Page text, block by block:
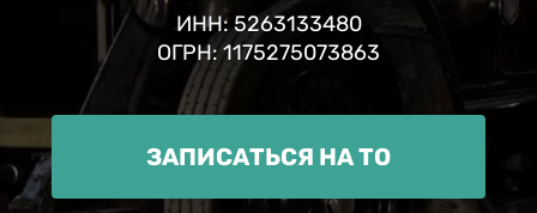
ИНН: 5263133480
ОГРН: 1175275073863
ЗАПИСАТЬСЯ НА ТО